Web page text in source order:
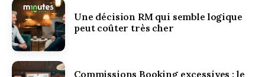
Une décision RM qui semble logique
peut coûter très cher
Commissions Booking excessives : le